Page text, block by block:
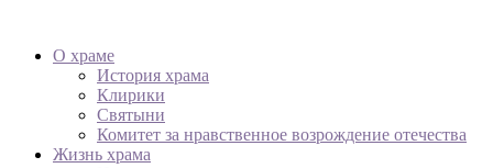
О храме
История храма
Клирики
Святыни
Комитет за нравственное возрождение отечества
Жизнь храма